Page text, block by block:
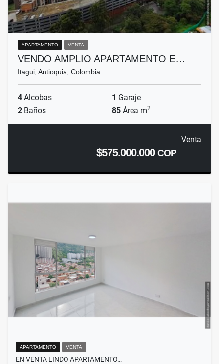
APARTAMENTO VENTA
VENDO AMPLIO APARTAMENTO E…
Itagui, Antioquia, Colombia
4 Alcobas 1 Garaje
2 Baños 85 Área m2
Venta
$575.000.000COP
APARTAMENTO VENTA
EN VENTA LINDO APARTAMENTO…